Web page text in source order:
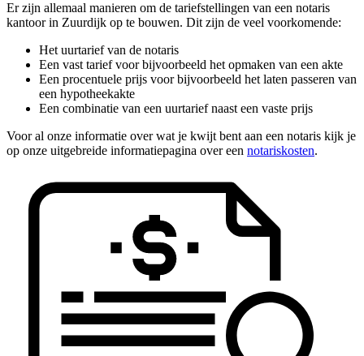
Er zijn allemaal manieren om de tariefstellingen van een notaris
kantoor in Zuurdijk op te bouwen. Dit zijn de veel voorkomende:
Het uurtarief van de notaris
Een vast tarief voor bijvoorbeeld het opmaken van een akte
Een procentuele prijs voor bijvoorbeeld het laten passeren van
een hypotheekakte
Een combinatie van een uurtarief naast een vaste prijs
Voor al onze informatie over wat je kwijt bent aan een notaris kijk je
op onze uitgebreide informatiepagina over een notariskosten.